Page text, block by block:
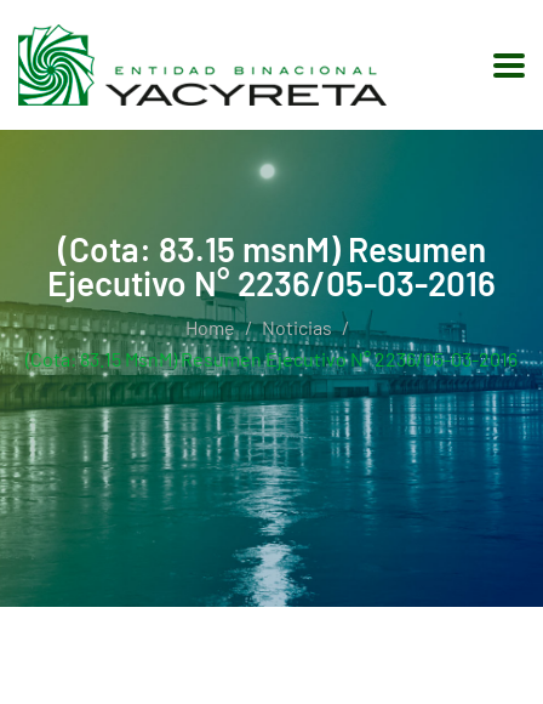
(Cota: 83.15 msnM) Resumen
Ejecutivo N° 2236/05-03-2016
Home
Noticias
(Cota: 83.15 MsnM) Resumen Ejecutivo N° 2236/05-03-2016